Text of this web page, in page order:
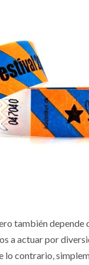
también depende
a actuar por
lo contrario,